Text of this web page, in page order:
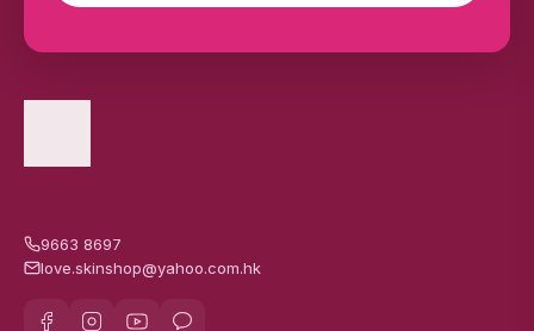
9663 8697
love.skinshop@yahoo.com.hk